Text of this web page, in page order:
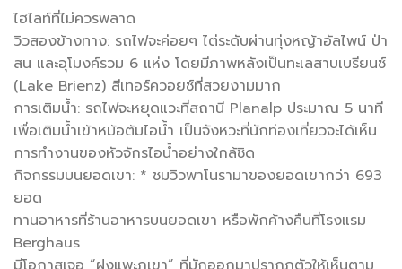
ไฮไลท์ที่ไม่ควรพลาด
วิวสองข้างทาง: รถไฟจะค่อยๆ ไต่ระดับผ่านทุ่งหญ้าอัลไพน์ ป่า
สน และอุโมงค์รวม 6 แห่ง โดยมีภาพหลังเป็นทะเลสาบเบรียนซ์
(Lake Brienz) สีเทอร์ควอยซ์ที่สวยงามมาก
การเติมน้ำ: รถไฟจะหยุดแวะที่สถานี Planalp ประมาณ 5 นาที
เพื่อเติมน้ำเข้าหม้อต้มไอน้ำ เป็นจังหวะที่นักท่องเที่ยวจะได้เห็น
การทำงานของหัวจักรไอน้ำอย่างใกล้ชิด
กิจกรรมบนยอดเขา: * ชมวิวพาโนรามาของยอดเขากว่า 693
ยอด
ทานอาหารที่ร้านอาหารบนยอดเขา หรือพักค้างคืนที่โรงแรม
Berghaus